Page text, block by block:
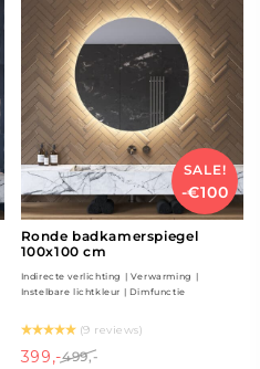
SALE!
-€100
Ronde badkamerspiegel
100x100 cm
Indirecte verlichting | Verwarming |
Instelbare lichtkleur | Dimfunctie
(9 reviews)
399,-499,-